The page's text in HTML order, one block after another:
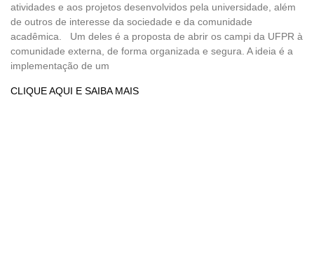
atividades e aos projetos desenvolvidos pela universidade, além
de outros de interesse da sociedade e da comunidade
acadêmica. Um deles é a proposta de abrir os campi da UFPR à
comunidade externa, de forma organizada e segura. A ideia é a
implementação de um
CLIQUE AQUI E SAIBA MAIS